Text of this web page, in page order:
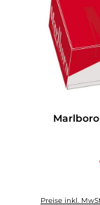
Preise inkl.